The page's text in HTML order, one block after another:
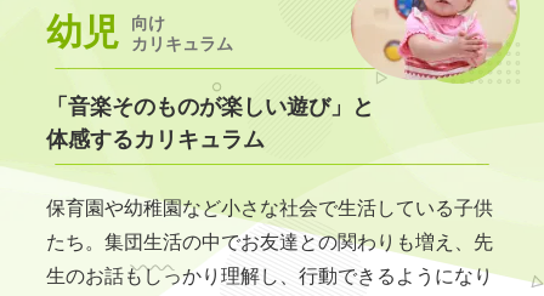
幼児
向け
カリキュラム
「音楽そのものが楽しい遊び」と
体感するカリキュラム
保育園や幼稚園など小さな社会で生活している子供
たち。集団生活の中でお友達との関わりも増え、先
生のお話もしっかり理解し、行動できるようになり